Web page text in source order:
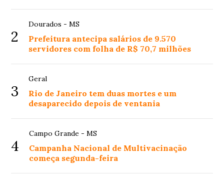
2
Dourados - MS
Prefeitura antecipa salários de 9.570
servidores com folha de R$ 70,7 milhões
3
Geral
Rio de Janeiro tem duas mortes e um
desaparecido depois de ventania
4
Campo Grande - MS
Campanha Nacional de Multivacinação
começa segunda-feira